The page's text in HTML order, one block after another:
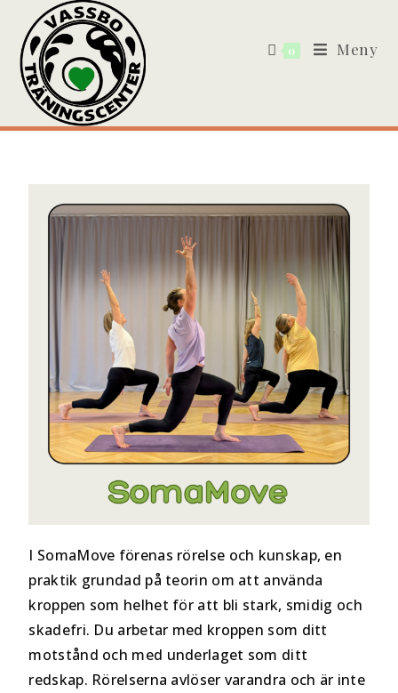
0 Meny
I SomaMove förenas rörelse och kunskap, en
praktik grundad på teorin om att använda
kroppen som helhet för att bli stark, smidig och
skadefri. Du arbetar med kroppen som ditt
motstånd och med underlaget som ditt
redskap. Rörelserna avlöser varandra och är inte